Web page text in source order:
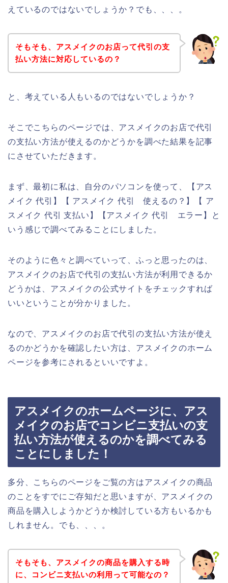
えているのではないでしょうか？でも、、、。
そもそも、アスメイクのお店って代引の支
払い方法に対応しているの？
と、考えている人もいるのではないでしょうか？
そこでこちらのページでは、アスメイクのお店で代引
の支払い方法が使えるのかどうかを調べた結果を記事
にさせていただきます。
まず、最初に私は、自分のパソコンを使って、【アス
メイク 代引】【 アスメイク 代引 使えるの？】【 ア
スメイク 代引 支払い】【アスメイク 代引 エラー】と
いう感じで調べてみることにしました。
そのように色々と調べていって、ふっと思ったのは、
アスメイクのお店で代引の支払い方法が利用できるか
どうかは、アスメイクの公式サイトをチェックすれば
いいということが分かりました。
なので、アスメイクのお店で代引の支払い方法が使え
るのかどうかを確認したい方は、アスメイクのホーム
ページを参考にされるといいですよ。
アスメイクのホームページに、アス
メイクのお店でコンビニ支払いの支
払い方法が使えるのかを調べてみる
ことにしました！
多分、こちらのページをご覧の方はアスメイクの商品
のことをすでにご存知だと思いますが、アスメイクの
商品を購入しようかどうか検討している方もいるかも
しれません。でも、、、。
そもそも、アスメイクの商品を購入する時
に、コンビニ支払いの利用って可能なの？